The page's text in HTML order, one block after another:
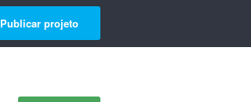
Publicar projeto